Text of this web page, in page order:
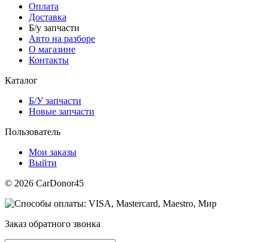
Оплата
Доставка
Б/у запчасти
Авто на разборе
О магазине
Контакты
Каталог
Б/У запчасти
Новые запчасти
Пользователь
Мои заказы
Выйти
© 2026 CarDonor45
Заказ обратного звонка